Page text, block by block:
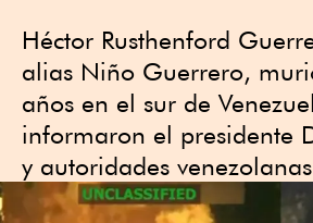
Héctor Rusthenford
alias Niño Guerrero,
años en el sur de
informaron el presidente
y autoridades